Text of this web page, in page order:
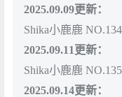
2025.09.09更新：
Shika小鹿鹿
2025.09.11更新：
Shika小鹿鹿
2025.09.14更新：